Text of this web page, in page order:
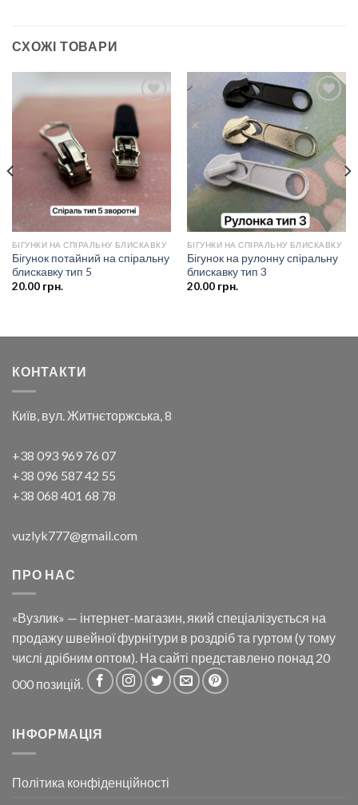
СХОЖІ ТОВАРИ
Додати
списку
бажань
БІГУНКИ НА СПІРАЛЬНУ БЛИСКАВКУ
Бігунок потайний на спіральну
блискавку тип 5
20.00грн.
Додати
списку
бажань
БІГУНКИ НА СПІРАЛЬНУ БЛИСКАВКУ
Бігунок на рулонну спіральну
блискавку тип 3
20.00грн.
КОНТАКТИ
Київ, вул. Житнєторжська, 8
+38 093 969 76 07
+38 096 587 42 55
+38 068 401 68 78
vuzlyk777@gmail.com
ПРО НАС
«Вузлик» — інтернет-магазин, який спеціалізується на
продажу швейної фурнітури в роздріб та гуртом (у тому
числі дрібним оптом). На сайті представлено понад 20
000 позицій.
ІНФОРМАЦІЯ
Політика конфіденційності